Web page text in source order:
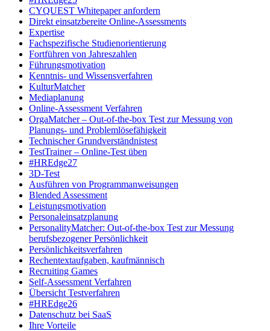
CYQUEST Whitepaper anfordern
Direkt einsatzbereite Online-Assessments
Expertise
Fachspezifische Studienorientierung
Fortführen von Jahreszahlen
Führungsmotivation
Kenntnis- und Wissensverfahren
KulturMatcher
Mediaplanung
Online-Assessment Verfahren
OrgaMatcher – Out-of-the-box Test zur Messung von
Planungs- und Problemlösefähigkeit
Technischer Grundverständnistest
TestTrainer – Online-Test üben
#HREdge27
3D-Test
Ausführen von Programmanweisungen
Blended Assessment
Leistungsmotivation
Personaleinsatzplanung
PersonalityMatcher: Out-of-the-box Test zur Messung
berufsbezogener Persönlichkeit
Persönlichkeitsverfahren
Rechentextaufgaben, kaufmännisch
Recruiting Games
Self-Assessment Verfahren
Übersicht Testverfahren
#HREdge26
Datenschutz bei SaaS
Ihre Vorteile